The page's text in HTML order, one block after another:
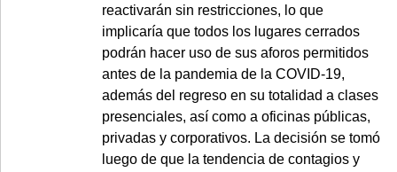
reactivarán sin restricciones, lo que
implicaría que todos los lugares cerrados
podrán hacer uso de sus aforos permitidos
antes de la pandemia de la COVID-19,
además del regreso en su totalidad a clases
presenciales, así como a oficinas públicas,
privadas y corporativos. La decisión se tomó
luego de que la tendencia de contagios y